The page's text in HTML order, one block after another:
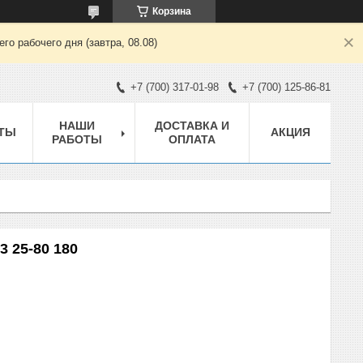
Корзина
рабочего дня (завтра, 08.08)
+7 (700) 317-01-98 +7 (700) 125-86-81
НАШИ
РАБОТЫ
ДОСТАВКА И
ОПЛАТА
АКЦИЯ
25-80 180